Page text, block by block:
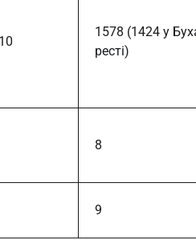
1578 (1424 у
ресті)
8
9